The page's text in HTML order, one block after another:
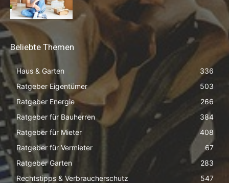
Beliebte Themen
Haus & Garten
336
Ratgeber Eigentümer
503
Ratgeber Energie
266
Ratgeber für Bauherren
384
Ratgeber für Mieter
408
Ratgeber für Vermieter
67
Ratgeber Garten
283
Rechtstipps & Verbraucherschutz
547